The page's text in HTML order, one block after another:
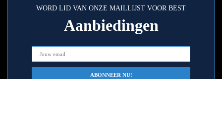
WORD LID VAN ONZE MAILLIJST VOOR BEST
Aanbiedingen